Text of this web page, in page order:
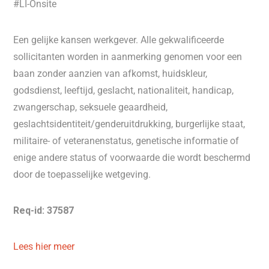
#LI-Onsite
Een gelijke kansen werkgever. Alle gekwalificeerde
sollicitanten worden in aanmerking genomen voor een
baan zonder aanzien van afkomst, huidskleur,
godsdienst, leeftijd, geslacht, nationaliteit, handicap,
zwangerschap, seksuele geaardheid,
geslachtsidentiteit/genderuitdrukking, burgerlijke staat,
militaire- of veteranenstatus, genetische informatie of
enige andere status of voorwaarde die wordt beschermd
door de toepasselijke wetgeving.
Req-id: 37587
Lees hier meer